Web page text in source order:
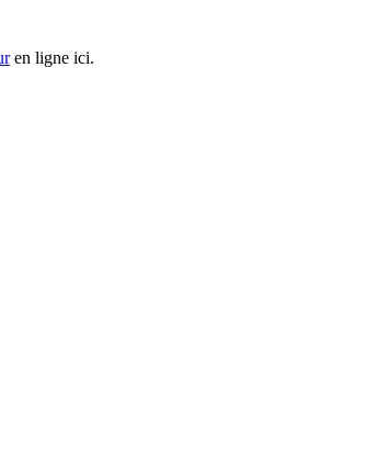
en ligne ici.